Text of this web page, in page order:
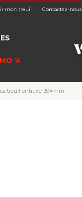
mon treuil Contactez-nous
%
treuil entraxe 304mm